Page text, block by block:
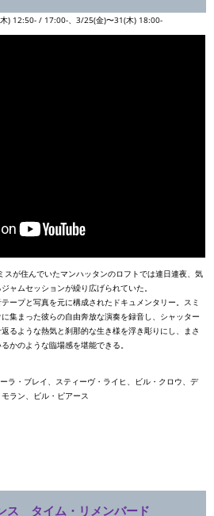
) 12:50- / 17:00-、3/25(金)〜31(木) 18:00-
が住んでいたマンハッタンのロフトでは連日連夜、気
ャムセッションが繰り広げられていた。
ープと写真を元に構成されたドキュメンタリー。スミ
集まった彼らの自由奔放な演奏を録音し、シャッター
るような熱気と刹那的な生き様を浮き彫りにし、まさ
かのような臨場感を堪能できる。
ラ・ブレイ、スティーヴ・ライヒ、ビル・クロウ、デ
ラン、ビル・ピアース
ス タイム・リメンバード